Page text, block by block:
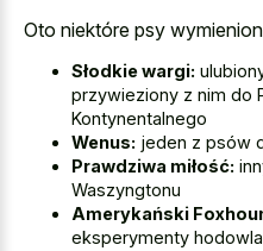
Oto niektóre psy
Słodkie wargi:
przywieziony z nim do
Kontynentalnego
Wenus: jeden z psów
Prawdziwa miłość:
Waszyngtonu
Amerykański
eksperymenty